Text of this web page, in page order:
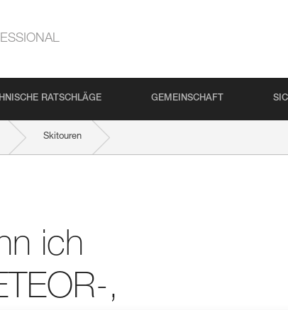
RATSCHLÄGE GEMEINSCHAFT
Skitouren
ich
,